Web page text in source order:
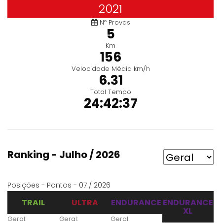
2021
Nº Provas
5
Km
156
Velocidade Média km/h
6.31
Total Tempo
24:42:37
Ranking - Julho / 2026
Posições - Pontos - 07 / 2026
TRAIL
Geral:
ULTRA
Geral:
ENDURANCE
Geral:
ENDURANCE
XL